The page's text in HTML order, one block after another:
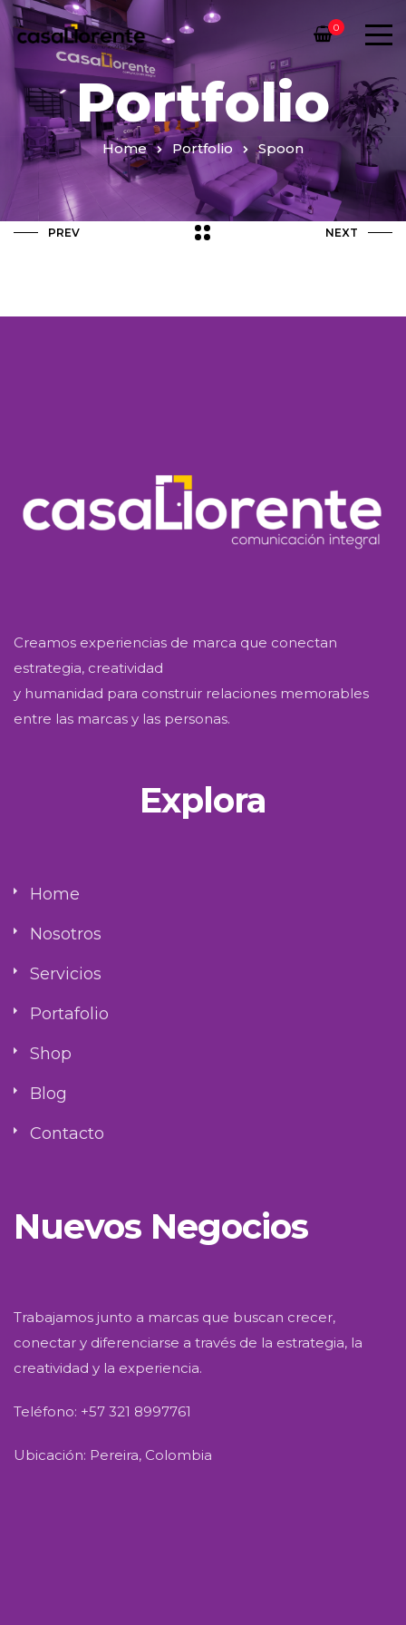
0
Portfolio
Home Portfolio Spoon
PREV NEXT
Creamos experiencias de marca que conectan
estrategia, creatividad
y humanidad para construir relaciones memorables
entre las marcas y las personas.
Explora
Home
Nosotros
Servicios
Portafolio
Shop
Blog
Contacto
Nuevos Negocios
Trabajamos junto a marcas que buscan crecer,
conectar y diferenciarse a través de la estrategia, la
creatividad y la experiencia.
Teléfono: +57 321 8997761
Ubicación: Pereira, Colombia